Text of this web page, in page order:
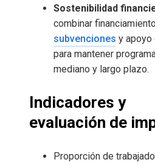
Sostenibilidad
combinar
subvenciones y
para mantener
mediano y largo plazo.
Indicadores y
evaluación de
Proporción de